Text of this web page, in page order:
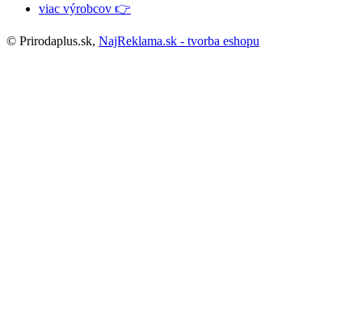
viac výrobcov 👉
© Prirodaplus.sk, NajReklama.sk - tvorba eshopu